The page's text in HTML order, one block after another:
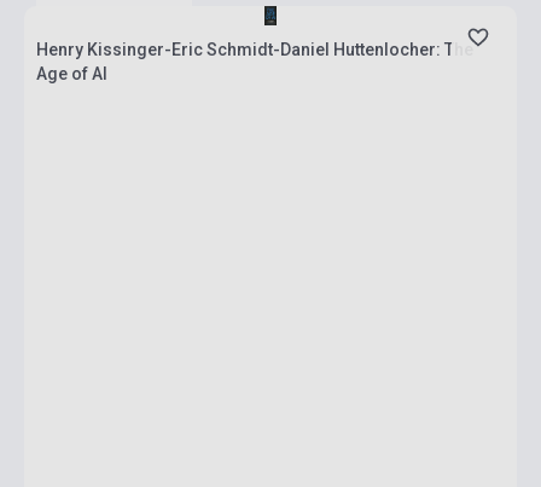
Henry Kissinger-Eric Schmidt-Daniel Huttenlocher: The
Age of AI